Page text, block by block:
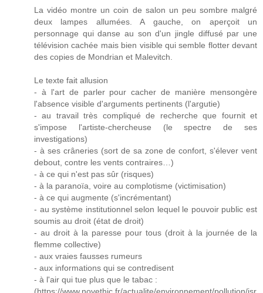
La vidéo montre un coin de salon un peu sombre malgré
deux lampes allumées. A gauche, on aperçoit un
personnage qui danse au son d'un jingle diffusé par une
télévision cachée mais bien visible qui semble flotter devant
des copies de Mondrian et Malevitch.
Le texte fait allusion
- à l'art de parler pour cacher de manière mensongère
l'absence visible d'arguments pertinents (l'argutie)
- au travail très compliqué de recherche que fournit et
s'impose l'artiste-chercheuse (le spectre de ses
investigations)
- à ses crâneries (sort de sa zone de confort, s'élever vent
debout, contre les vents contraires…)
- à ce qui n'est pas sûr (risques)
- à la paranoïa, voire au complotisme (victimisation)
- à ce qui augmente (s'incrémentant)
- au système institutionnel selon lequel le pouvoir public est
soumis au droit (état de droit)
- au droit à la paresse pour tous (droit à la journée de la
flemme collective)
- aux vraies fausses rumeurs
- aux informations qui se contredisent
- à l'air qui tue plus que le tabac :